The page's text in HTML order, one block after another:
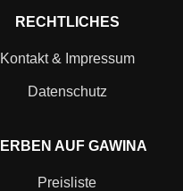
RECHTLICHES
Kontakt & Impressum
Datenschutz
AUF GAWINA
Preisliste